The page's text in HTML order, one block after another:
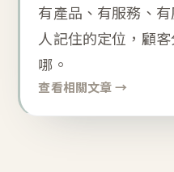
有產品、有服務、
人記住的定位，顧
哪。
查看相關文章 →